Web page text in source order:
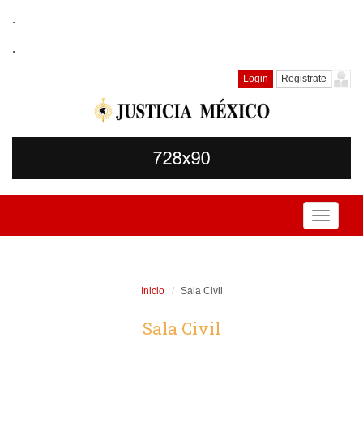
.
.
Login Registrate
Toggle
Inicio Sala Civil
Sala Civil